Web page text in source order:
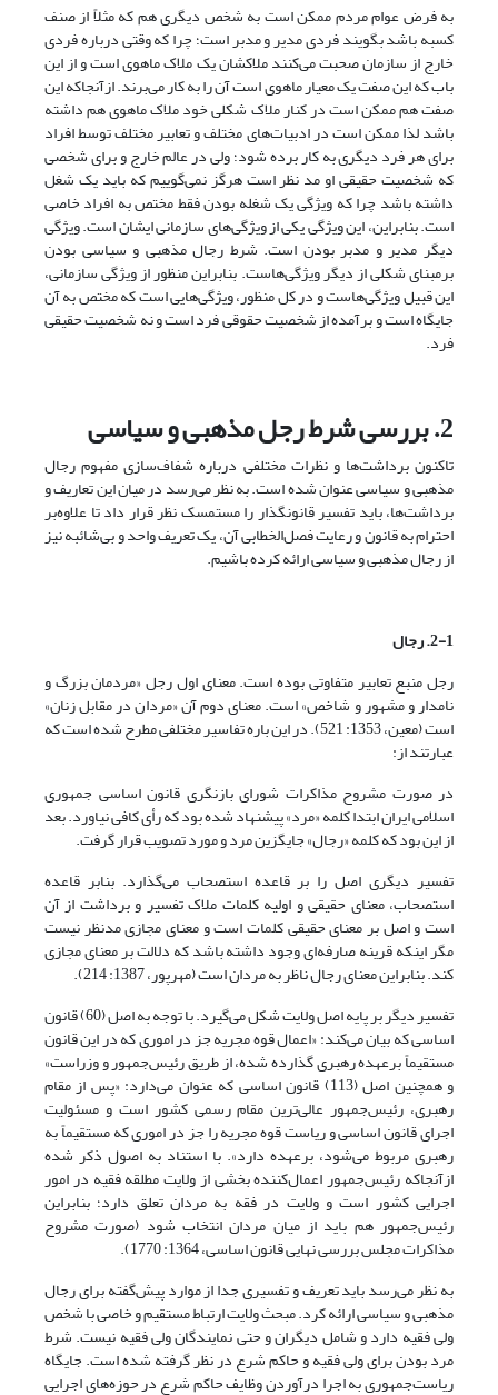
به فرض عوام مردم ممکن است به شخص دیگری هم که مثلاً از صنف
کسبه باشد بگویند فردی مدیر و مدبر است؛ چرا که وقتی درباره فردی
خارج از سازمان صحبت می‌کنند ملاکشان یک ملاک ماهوی است و از این
باب که این صفت یک معیار ماهوی است آن را به کار می‌برند. از‌آنجا‌که این
صفت هم ممکن است در کنار ملاک شکلی خود ملاک ماهوی هم داشته
باشد لذا ممکن است در ادبیات‌های مختلف و تعابیر مختلف توسط افراد
برای هر فرد دیگری به کار برده شود؛ ولی در عالم خارج و برای شخصی
که شخصیت حقیقی او مد نظر است هرگز نمی‌گوییم که باید یک شغل
داشته باشد چرا که ویژگی یک شغله بودن فقط مختص به افراد خاصی
است. بنابراین، این ویژگی یکی از ویژگی‌های سازمانی ایشان است. ویژگی
دیگر مدیر و مدبر بودن است. شرط رجال مذهبی و سیاسی بودن
بر‌مبنای شکلی از دیگر ویژگی‌ها‌ست. بنابراین منظور از ویژگی سازمانی،
این قبیل ویژگی‌ها‌ست و در کل منظور، ویژگی‌هایی است که مختص به آن
جایگاه است و برآمده از شخصیت حقوقی فرد است و نه شخصیت حقیقی
فرد.
2. بررسی شرط رجل مذهبی و سیاسی
تاکنون برداشت‌ها و نظرات مختلفی درباره شفاف‌سازی مفهوم رجال
مذهبی و سیاسی عنوان شده است. به نظر می‌رسد در میان این تعاریف و
برداشت‌ها، باید تفسیر قانونگذار را مستمسک نظر قرار داد تا علاوه‌بر
احترام به قانون و رعایت فصل‌الخطابی آن، یک تعریف واحد و بی‌شائبه نیز
از رجال مذهبی و سیاسی ارائه کرده باشیم.
2-1. رجال
رجل منبع تعابیر متفاوتی بوده است. معنای اول رجل «مردمان بزرگ و
نامدار و مشهور و شاخص» است. معنای دوم آن «مردان در مقابل زنان»
است (معین، 1353: 521). در این باره تفاسیر مختلفی مطرح شده است که
عبارتند از:
در صورت مشروح مذاکرات شورای بازنگری قانون اساسی جمهوری
اسلامی ایران ابتدا کلمه «مرد» پیشنهاد شده بود که رأی کافی نیاورد. بعد
از این بود که کلمه «رجال» جایگزین مرد و مورد تصویب قرار گرفت.
تفسیر دیگری اصل را بر قاعده استصحاب می‌گذارد. بنا‌بر قاعده
استصحاب، معنای حقیقی و اولیه کلمات ملاک تفسیر و برداشت از آن
است و اصل بر معنای حقیقی کلمات است و معنای مجازی مدنظر نیست
مگر اینکه قرینه صارفه‌ای وجود داشته باشد که دلالت بر معنای مجازی
کند. بنابراین معنای رجال ناظر به مردان است (مهرپور، 1387: 214).
تفسیر دیگر بر پایه اصل ولایت شکل می‌گیرد. با توجه به اصل (60) قانون
اساسی که بیان می‌کند: «اعمال قوه مجریه جز در اموری که در این قانون
مستقیماً برعهده رهبری گذارده شده، از طریق رئیس‌جمهور و وزراست»
و همچنین اصل (113) قانون اساسی که عنوان می‌دارد: «پس از مقام
رهبری، رئیس‌جمهور عالی‌ترین مقام رسمی کشور است و مسئولیت
اجرای قانون اساسی و ریاست قوه مجریه را جز در اموری که مستقیماً به
رهبری مربوط می‌شود، بر‌عهده دارد». با استناد به اصول ذکر شده
از‌آنجا‌که رئیس‌جمهور اعمال‌کننده بخشی از ولایت مطلقه فقیه در امور
اجرایی کشور است و ولایت در فقه به مردان تعلق دارد؛ بنابراین
رئیس‌جمهور هم باید از میان مردان انتخاب شود (صورت مشروح
مذاکرات مجلس بررسی نهایی قانون اساسی، 1364: 1770).
به نظر می‌رسد باید تعریف و تفسیری جدا از موارد پیش‌گفته برای رجال
مذهبی و سیاسی ارائه کرد. مبحث ولایت ارتباط مستقیم و خاصی با شخص
ولی فقیه دارد و شامل دیگران و حتی نمایندگان ولی فقیه نیست. شرط
مرد بودن برای ولی فقیه و حاکم شرع در نظر گرفته شده است. جایگاه
ریاست‌جمهوری به اجرا درآوردن وظایف حاکم شرع در حوزه‌های اجرایی